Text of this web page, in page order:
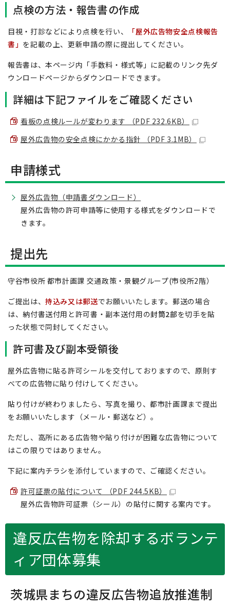
点検の方法・報告書の作成
目視・打診などにより点検を行い、
「屋外広告物安全点検報告
書」 を記載の上、更新申請の際に提出してください。
報告書は、本ページ内「手数料・様式等」に記載のリンク先ダ
ウンロードページからダウンロードできます。
詳細は下記ファイルをご確認ください
看板の点検ルールが変わります （PDF 232.6KB）
屋外広告物の安全点検にかかる指針 （PDF 3.1MB）
申請様式
屋外広告物（申請書ダウンロード）
屋外広告物の許可申請等に使用する様式をダウンロードで
きます。
提出先
守谷市役所 都市計画課 交通政策・景観グループ(市役所2階）
ご提出は、持込み又は郵送でお願いいたします。郵送の場合
は、納付書送付用と許可書・副本送付用の封筒2部を切手を貼
った状態で同封してください。
許可書及び副本受領後
屋外広告物に貼る許可シールを交付しておりますので、原則す
べての広告物に貼り付けしてください。
貼り付けが終わりましたら、写真を撮り、都市計画課まで提出
をお願いいたします（メール・郵送など）。
ただし、高所にある広告物や貼り付けが困難な広告物について
はこの限りではありません。
下記に案内チラシを添付していますので、ご確認ください。
許可証票の貼付について （PDF 244.5KB）
屋外広告物許可証票（シール）の貼付に関する案内です。
違反広告物を除却するボランテ
ィア団体募集
茨城県まちの違反広告物追放推進制